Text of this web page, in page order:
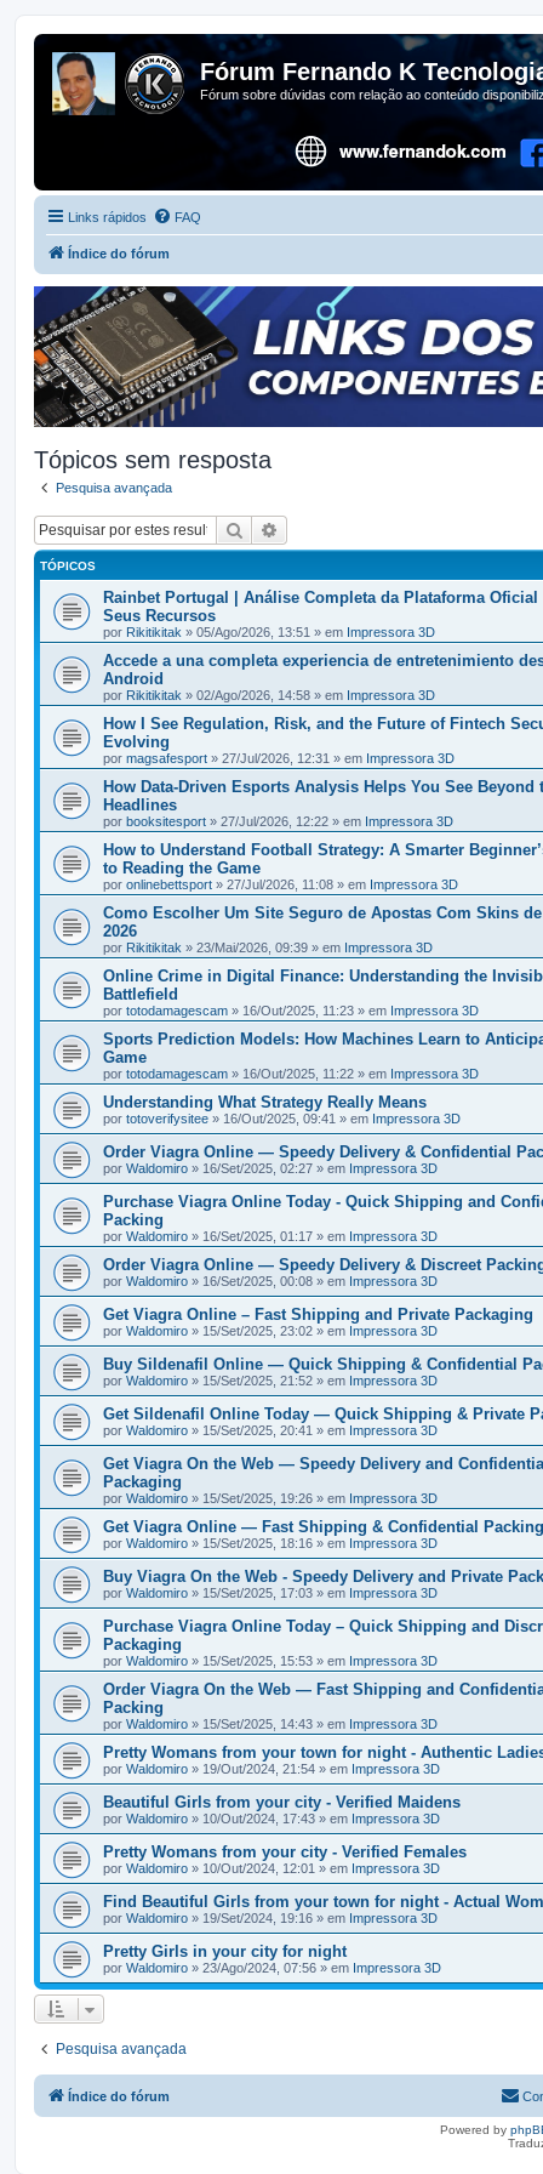
Fórum Fernando K
Fórum sobre dúvidas com relação ao conteúdo
Links rápidos FAQ
Índice do fórum
Tópicos sem resposta
Pesquisa avançada
Pesquisar
TÓPICOS
Rainbet Portugal | Análise Completa da Plataforma Oficial
Seus Recursos
por Rikitikitak » 05/Ago/2026, 13:51 » em Impressora 3D
Accede a una completa experiencia de entretenimiento
Android
por Rikitikitak » 02/Ago/2026, 14:58 » em Impressora 3D
How I See Regulation, Risk, and the Future of Fintech
Evolving
por magsafesport » 27/Jul/2026, 12:31 » em Impressora 3D
How Data-Driven Esports Analysis Helps You See Beyond
Headlines
por booksitesport » 27/Jul/2026, 12:22 » em Impressora 3D
How to Understand Football Strategy: A Smarter
to Reading the Game
por onlinebettsport » 27/Jul/2026, 11:08 » em Impressora 3D
Como Escolher Um Site Seguro de Apostas Com Skins
2026
por Rikitikitak » 23/Mai/2026, 09:39 » em Impressora 3D
Online Crime in Digital Finance: Understanding the
Battlefield
por totodamagescam » 16/Out/2025, 11:23 » em Impressora 3D
Sports Prediction Models: How Machines Learn to
Game
por totodamagescam » 16/Out/2025, 11:22 » em Impressora 3D
Understanding What Strategy Really Means
por totoverifysitee » 16/Out/2025, 09:41 » em Impressora 3D
Order Viagra Online — Speedy Delivery & Confidential
por Waldomiro » 16/Set/2025, 02:27 » em Impressora 3D
Purchase Viagra Online Today - Quick Shipping and
Packing
por Waldomiro » 16/Set/2025, 01:17 » em Impressora 3D
Order Viagra Online — Speedy Delivery & Discreet
por Waldomiro » 16/Set/2025, 00:08 » em Impressora 3D
Get Viagra Online – Fast Shipping and Private Packaging
por Waldomiro » 15/Set/2025, 23:02 » em Impressora 3D
Buy Sildenafil Online — Quick Shipping & Confidential
por Waldomiro » 15/Set/2025, 21:52 » em Impressora 3D
Get Sildenafil Online Today — Quick Shipping & Private
por Waldomiro » 15/Set/2025, 20:41 » em Impressora 3D
Get Viagra On the Web — Speedy Delivery and
Packaging
por Waldomiro » 15/Set/2025, 19:26 » em Impressora 3D
Get Viagra Online — Fast Shipping & Confidential Packing
por Waldomiro » 15/Set/2025, 18:16 » em Impressora 3D
Buy Viagra On the Web - Speedy Delivery and Private
por Waldomiro » 15/Set/2025, 17:03 » em Impressora 3D
Purchase Viagra Online Today – Quick Shipping and
Packaging
por Waldomiro » 15/Set/2025, 15:53 » em Impressora 3D
Order Viagra On the Web — Fast Shipping and
Packing
por Waldomiro » 15/Set/2025, 14:43 » em Impressora 3D
Pretty Womans from your town for night - Authentic
por Waldomiro » 19/Out/2024, 21:54 » em Impressora 3D
Beautiful Girls from your city - Verified Maidens
por Waldomiro » 10/Out/2024, 17:43 » em Impressora 3D
Pretty Womans from your city - Verified Females
por Waldomiro » 10/Out/2024, 12:01 » em Impressora 3D
Find Beautiful Girls from your town for night - Actual
por Waldomiro » 19/Set/2024, 19:16 » em Impressora 3D
Pretty Girls in your city for night
por Waldomiro » 23/Ago/2024, 07:56 » em Impressora 3D
Pesquisa avançada
Índice do fórum
Powered by